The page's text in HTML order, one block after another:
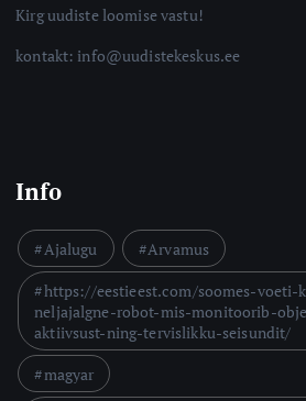
Kirg uudiste loomise vastu!
kontakt: info@uudistekeskus.ee
Info
Ajalugu
Arvamus
https://eestieest.com/soomes-voeti-
neljajalgne-robot-mis-monitoorib-
aktiivsust-ning-tervislikku-seisundit/
magyar